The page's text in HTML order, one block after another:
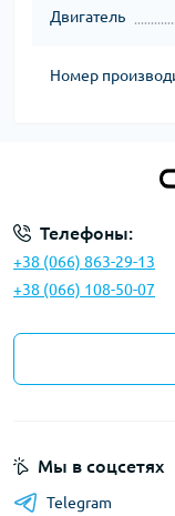
Двигатель
Номер
Телефоны:
+38 (066) 863-29-13
+38 (066) 108-50-07
Мы в соцсетях
Telegram